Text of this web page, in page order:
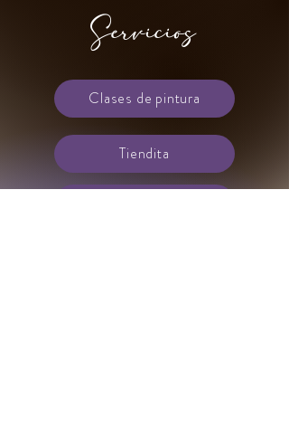
Servicios
Clases de pintura
Tiendita